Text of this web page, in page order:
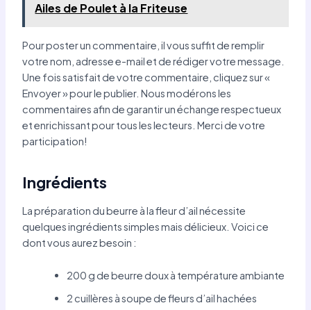
Ailes de Poulet à la Friteuse
Pour poster un commentaire, il vous suffit de remplir
votre nom, adresse e-mail et de rédiger votre message.
Une fois satisfait de votre commentaire, cliquez sur «
Envoyer » pour le publier. Nous modérons les
commentaires afin de garantir un échange respectueux
et enrichissant pour tous les lecteurs. Merci de votre
participation!
Ingrédients
La préparation du beurre à la fleur d’ail nécessite
quelques ingrédients simples mais délicieux. Voici ce
dont vous aurez besoin :
200 g de beurre doux à température ambiante
2 cuillères à soupe de fleurs d’ail hachées